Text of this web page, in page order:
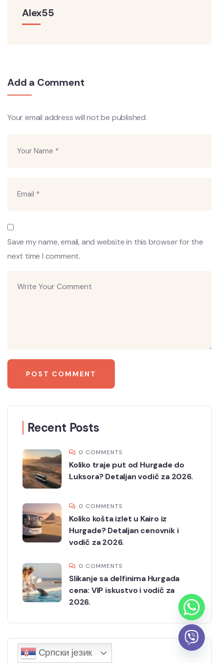
Alex55
Add a Comment
Your email address will not be published.
Save my name, email, and website in this browser for the
next time I comment.
Recent Posts
0 COMMENTS
Koliko traje put od Hurgade do
Luksora? Detaljan vodič za 2026.
0 COMMENTS
Koliko košta izlet u Kairo iz
Hurgade? Detaljan cenovnik i
vodič za 2026.
0 COMMENTS
Slikanje sa delfinima Hurgada
cena: VIP iskustvo i vodič za
2026.
All Categories
Српски језик